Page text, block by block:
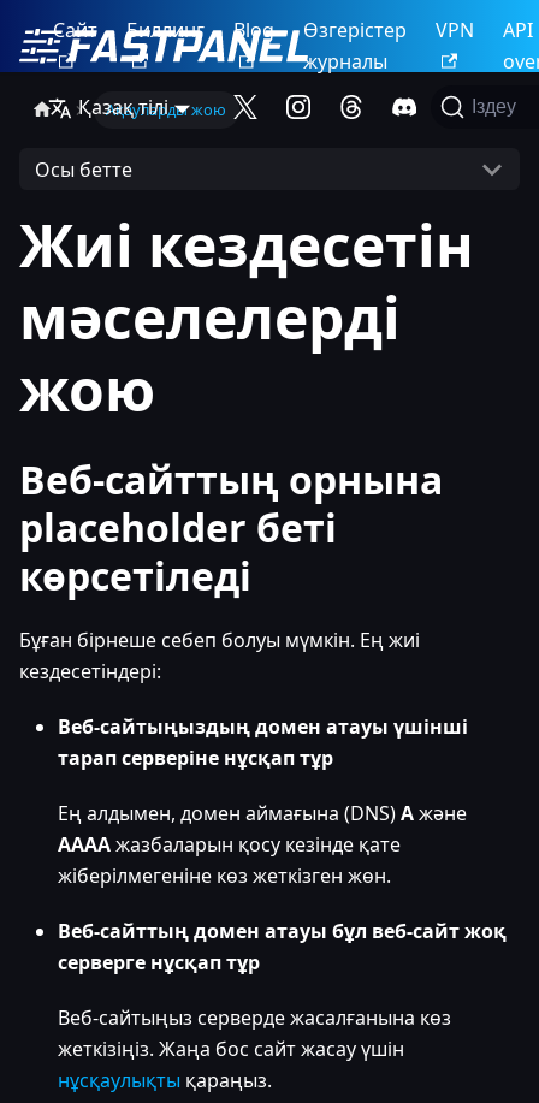
Сайт Биллинг Blog
Өзгерістер
журналы
VPN
API
Қазақ тілі
Іздеу
Ақауларды жою
Осы бетте
Жиі кездесетін
мәселелерді
жою
Веб-сайттың орнына
placeholder беті
көрсетіледі
Бұған бірнеше себеп болуы мүмкін. Ең жиі
кездесетіндері:
Веб-сайтыңыздың домен атауы үшінші
тарап серверіне нұсқап тұр
Ең алдымен, домен аймағына (DNS)Aжәне
AAAAжазбаларын қосу кезінде қате
жіберілмегеніне көз жеткізген жөн.
Веб-сайттың домен атауы бұл веб-сайт жоқ
серверге нұсқап тұр
Веб-сайтыңыз серверде жасалғанына көз
жеткізіңіз. Жаңа бос сайт жасау үшін
нұсқаулықты қараңыз.